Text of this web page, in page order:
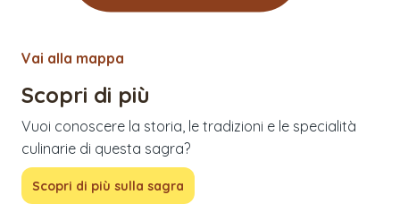
Vai alla mappa
Scopri di più
Vuoi conoscere la storia, le tradizioni e le specialità
culinarie di questa sagra?
Scopri di più sulla sagra